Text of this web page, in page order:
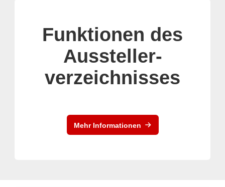
Funktionen des
Aussteller-
verzeichnisses
Mehr Informationen